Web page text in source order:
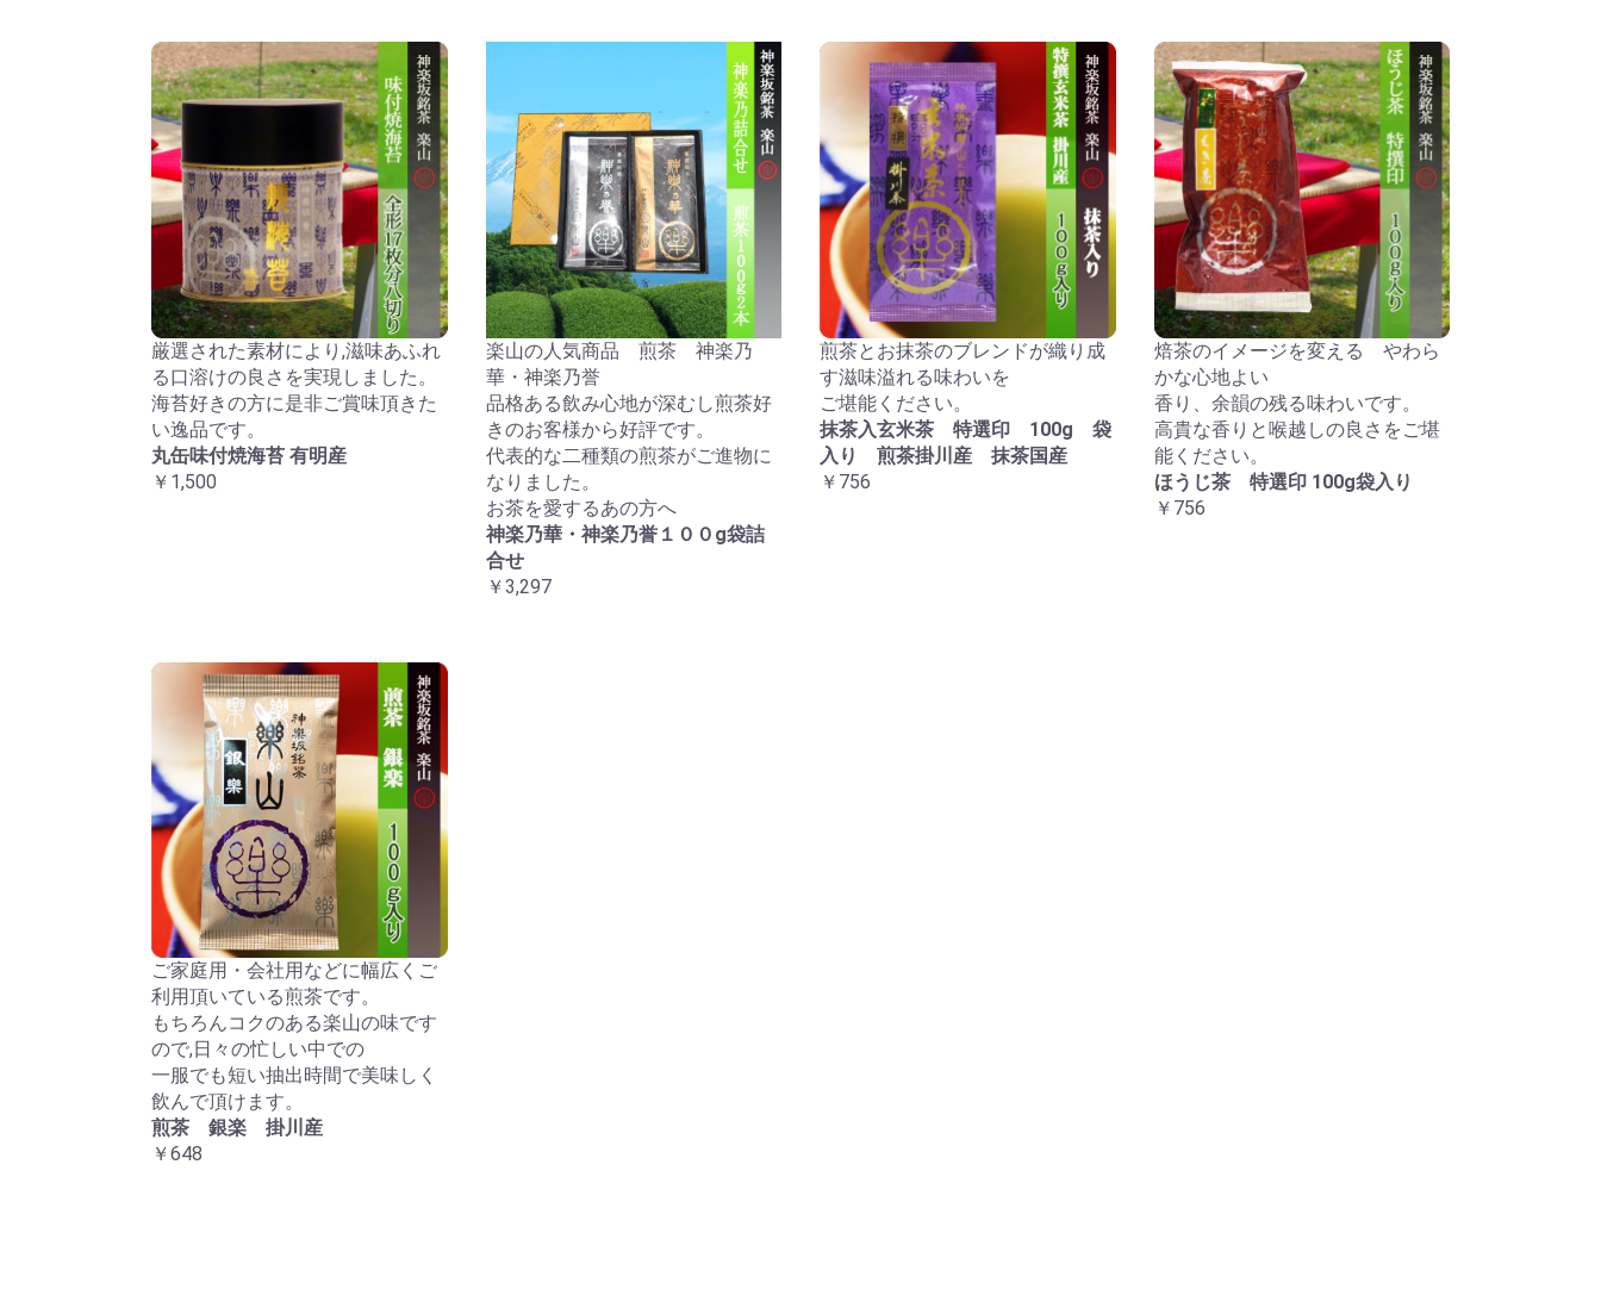
厳選された素材により,滋味あふれ
る口溶けの良さを実現しました。
海苔好きの方に是非ご賞味頂きた
い逸品です。
丸缶味付焼海苔 有明産
￥1,500
楽山の人気商品 煎茶 神楽乃
華・神楽乃誉
品格ある飲み心地が深むし煎茶好
きのお客様から好評です。
代表的な二種類の煎茶がご進物に
なりました。
お茶を愛するあの方へ
神楽乃華・神楽乃誉１００g袋詰
合せ
￥3,297
煎茶とお抹茶のブレンドが織り成
す滋味溢れる味わいを
ご堪能ください。
抹茶入玄米茶 特選印 100g 袋
入り 煎茶掛川産 抹茶国産
￥756
焙茶のイメージを変える やわら
かな心地よい
香り、余韻の残る味わいです。
高貴な香りと喉越しの良さをご堪
能ください。
ほうじ茶 特選印 100g袋入り
￥756
ご家庭用・会社用などに幅広くご
利用頂いている煎茶です。
もちろんコクのある楽山の味です
ので,日々の忙しい中での
一服でも短い抽出時間で美味しく
飲んで頂けます。
煎茶 銀楽 掛川産
￥648